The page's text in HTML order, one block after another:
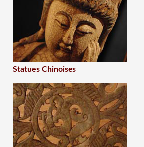
Statues Chinoises